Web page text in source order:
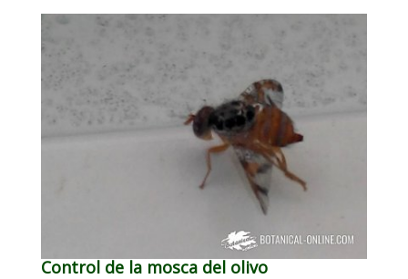
Control de la mosca del olivo